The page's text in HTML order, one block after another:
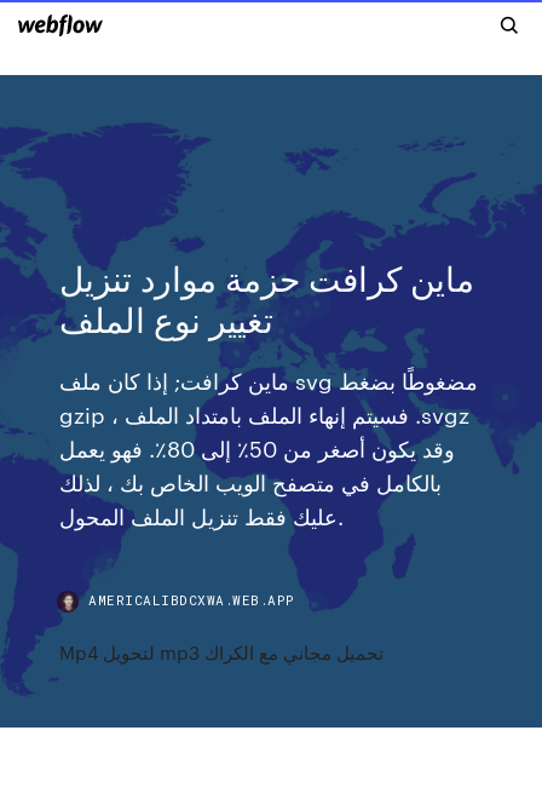
ماين كرافت حزمة موارد تنزيل
تغيير نوع الملف
ماين كرافت; إذا كان ملف svg مضغوطًا بضغط
gzip ، فسيتم إنهاء الملف بامتداد الملف .svgz
وقد يكون أصغر من 50٪ إلى 80٪. فهو يعمل
بالكامل في متصفح الويب الخاص بك ، لذلك
عليك فقط تنزيل الملف المحول.
AMERICALIBDCXWA.WEB.APP
Mp4 لتحويل mp3 تحميل مجاني مع الكراك